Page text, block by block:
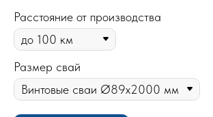
Расстояние от производства
Размер свай